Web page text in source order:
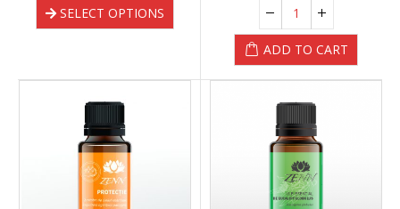
SELECT OPTIONS
ADD TO CART